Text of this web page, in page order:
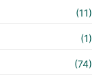
(11)
(1)
(74)